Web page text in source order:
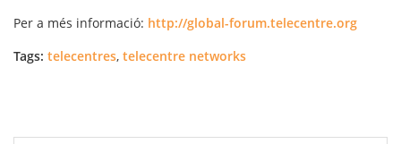
Per a més informació: http://global-forum.telecentre.org
Tags: telecentres, telecentre networks